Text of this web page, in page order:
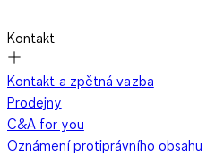
Kontakt
Kontakt a zpětná vazba
Prodejny
C&A for you
Oznámení protiprávního obsahu